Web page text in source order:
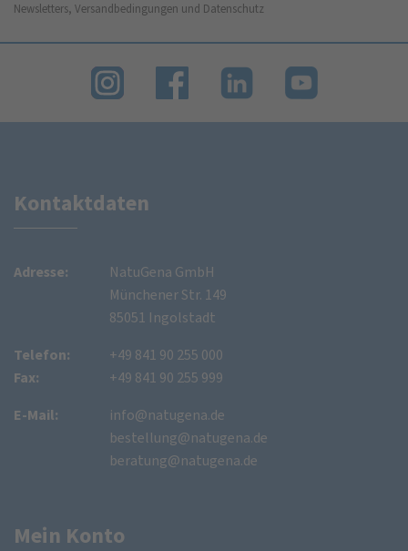
Newsletters, Versandbedingungen und Datenschutz
Kontaktdaten
Adresse:
NatuGena GmbH
Münchener Str. 149
85051 Ingolstadt
Telefon:
Fax:
+49 841 90 255 000
+49 841 90 255 999
E-Mail:
info@natugena.de
bestellung@natugena.de
beratung@natugena.de
Mein Konto